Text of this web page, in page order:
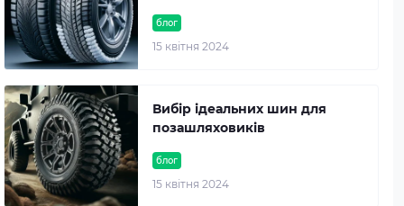
блог
15 квітня 2024
блог
15 квітня 2024
Вибір ідеальних шин для
позашляховиків